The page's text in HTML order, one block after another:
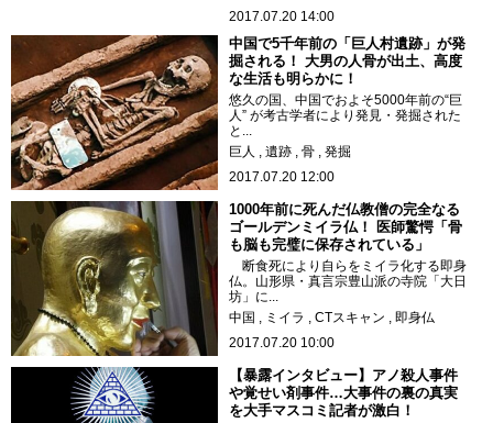
2017.07.20 14:00
中国で5千年前の「巨人村遺跡」が発
掘される！ 大男の人骨が出土、高度
な生活も明らかに！
悠久の国、中国でおよそ5000年前の“巨
人” が考古学者により発見・発掘された
と...
巨人
遺跡 骨
発掘
2017.07.20 12:00
1000年前に死んだ仏教僧の完全なる
ゴールデンミイラ仏！ 医師驚愕「骨
も脳も完璧に保存されている」
断食死により自らをミイラ化する即身
仏。山形県・真言宗豊山派の寺院「大日
坊」に...
中国
ミイラ CTスキャン
即身仏
2017.07.20 10:00
【暴露インタビュー】アノ殺人事件
や覚せい剤事件…大事件の裏の真実
を大手マスコミ記者が激白！